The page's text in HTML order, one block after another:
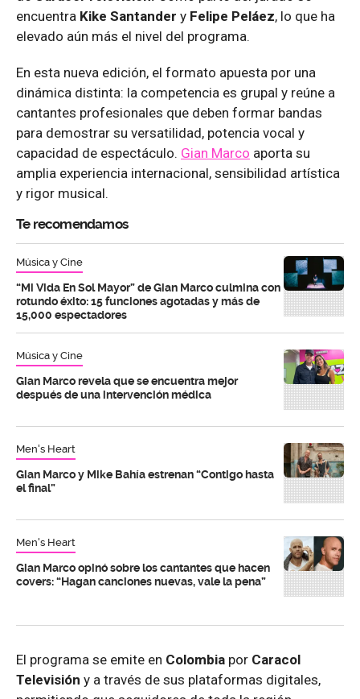
encuentra Kike Santander y Felipe Peláez, lo que ha
elevado aún más el nivel del programa.
En esta nueva edición, el formato apuesta por una
dinámica distinta: la competencia es grupal y reúne a
cantantes profesionales que deben formar bandas
para demostrar su versatilidad, potencia vocal y
capacidad de espectáculo. Gian Marco aporta su
amplia experiencia internacional, sensibilidad artística
y rigor musical.
Te recomendamos
Música y Cine
“Mi Vida En Sol Mayor” de Gian Marco culmina con
rotundo éxito: 15 funciones agotadas y más de
15,000 espectadores
Música y Cine
Gian Marco revela que se encuentra mejor
después de una intervención médica
Men's Heart
Gian Marco y Mike Bahía estrenan “Contigo hasta
el final”
Men's Heart
Gian Marco opinó sobre los cantantes que hacen
covers: “Hagan canciones nuevas, vale la pena”
El programa se emite en Colombia por Caracol
Televisión y a través de sus plataformas digitales,